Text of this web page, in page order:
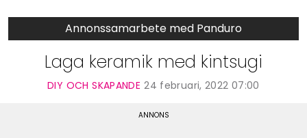
Annonssamarbete med Panduro
Laga keramik med kintsugi
DIY OCH SKAPANDE 24 februari, 2022 07:00